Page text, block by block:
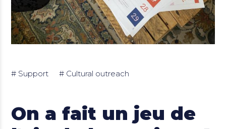
Support Cultural outreach
On a fait un jeu de